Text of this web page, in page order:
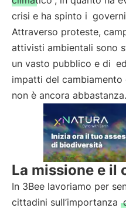
crisi e ha spinto i
Attraverso proteste,
attivisti ambientali sono
un vasto pubblico e di
impatti del cambiamento
non è ancora abbastanza.
La missione e il
In 3Bee lavoriamo per
cittadini sull’importanza